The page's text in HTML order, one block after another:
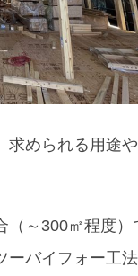
求められる用途
（～300㎡程度）
ーバイフォー工